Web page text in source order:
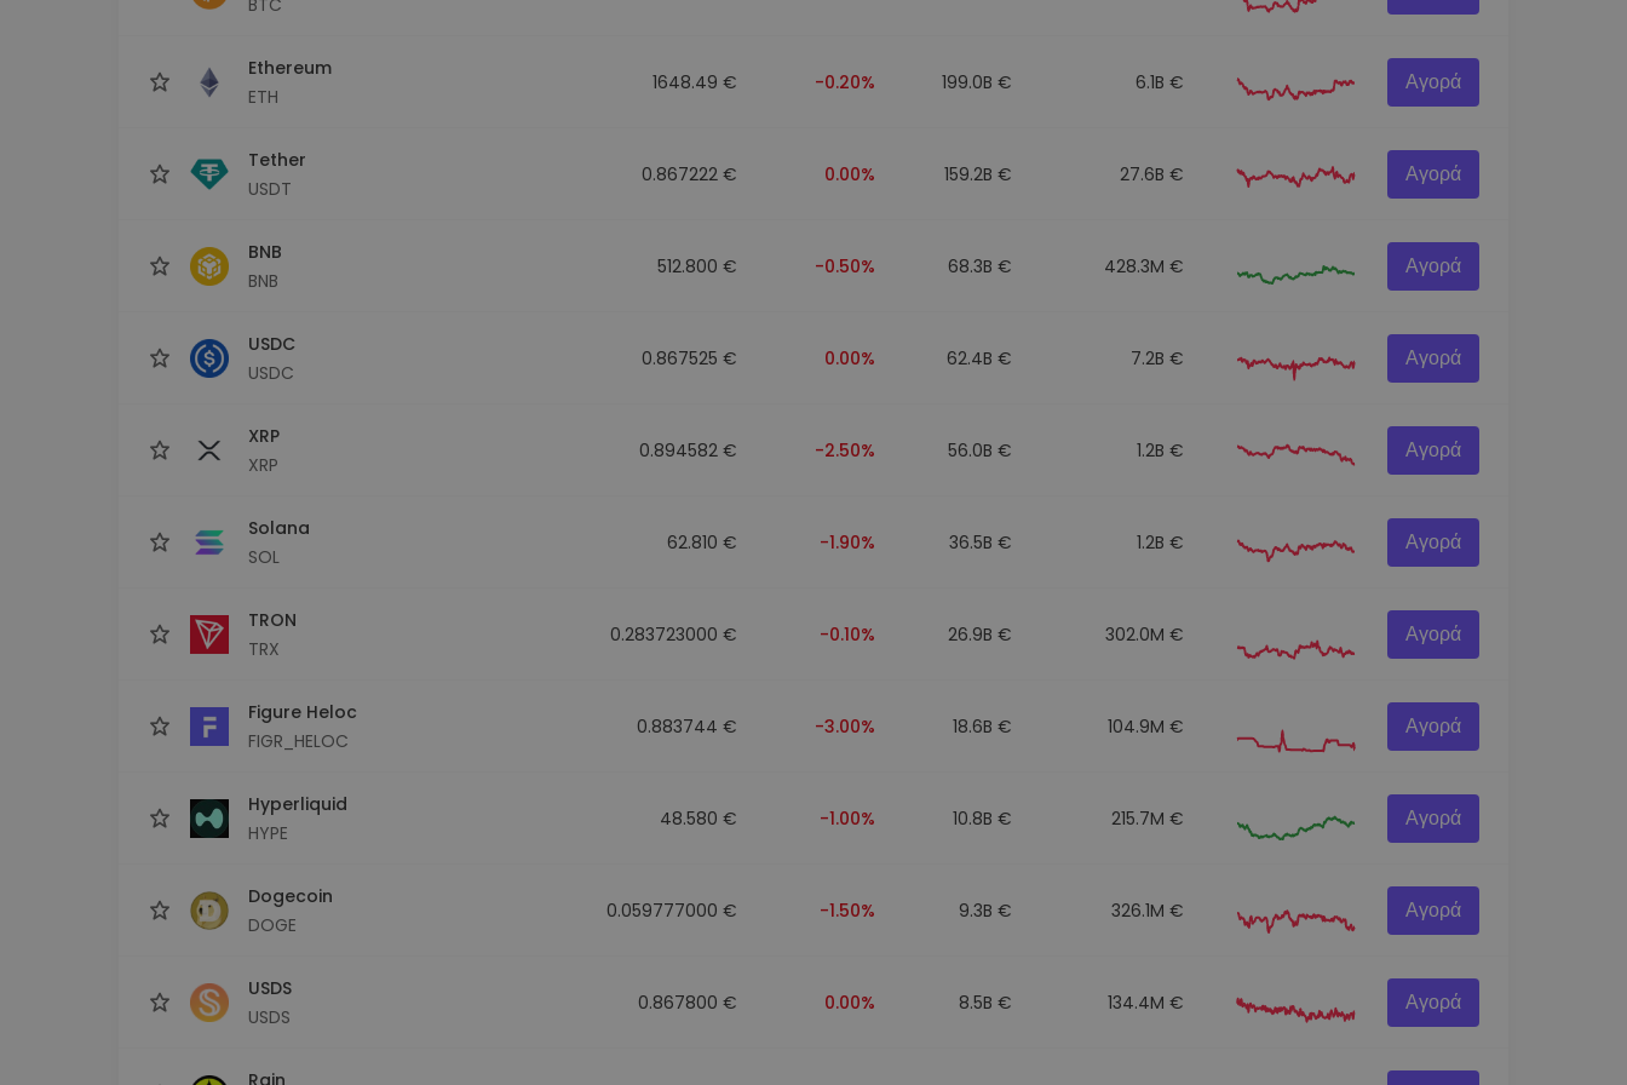
Ethereum
ETH
1648.49 € -0.20% 199.0B € 6.1B € Αγορά
Tether
USDT
0.867222 € 0.00% 159.2B € 27.6B € Αγορά
BNB
BNB
512.800 € -0.50% 68.3B € 428.3M € Αγορά
USDC
USDC
0.867525 € 0.00% 62.4B € 7.2B € Αγορά
XRP
XRP
0.894582 € -2.50% 56.0B € 1.2B € Αγορά
Solana
SOL
62.810 € -1.90% 36.5B € 1.2B € Αγορά
TRON
TRX
0.283723000 € -0.10% 26.9B € 302.0M € Αγορά
Figure Heloc
FIGR_HELOC
0.883744 € -3.00% 18.6B € 104.9M € Αγορά
Hyperliquid
HYPE
48.580 € -1.00% 10.8B € 215.7M € Αγορά
Dogecoin
DOGE
0.059777000 € -1.50% 9.3B € 326.1M € Αγορά
USDS
USDS
0.867800 € 0.00% 8.5B € 134.4M € Αγορά
Rain